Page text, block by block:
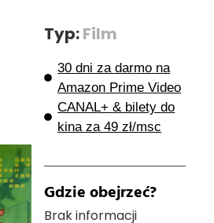
Typ:Film
30 dni za darmo na
Amazon Prime Video
CANAL+ & bilety do
kina za 49 zł/msc
Gdzie obejrzeć?
Brak informacji